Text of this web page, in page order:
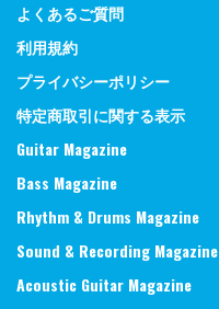
よくあるご質問
利用規約
プライバシーポリシー
特定商取引に関する表示
Guitar Magazine
Bass Magazine
Rhythm & Drums Magazine
Sound & Recording Magazine
Acoustic Guitar Magazine